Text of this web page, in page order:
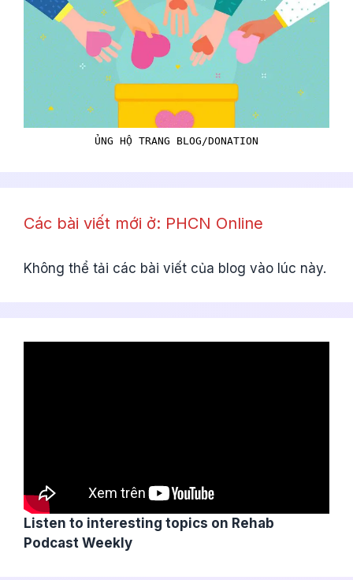
ỦNG HỘ TRANG BLOG/DONATION
Các bài viết mới ở: PHCN Online
Không thể tải các bài viết của blog vào lúc này.
Listen to interesting topics on Rehab
Podcast Weekly